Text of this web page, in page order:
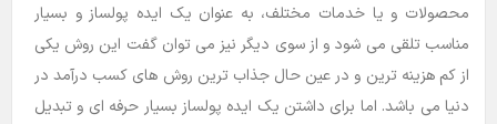
محصولات و یا خدمات مختلف، به عنوان یک ایده پولساز و بسیار
مناسب تلقی می شود و از سوی دیگر نیز می توان گفت این روش یکی
از کم هزینه ترین و در عین حال جذاب ترین روش های کسب درآمد در
دنیا می باشد. اما برای داشتن یک ایده پولساز بسیار حرفه ای و تبدیل